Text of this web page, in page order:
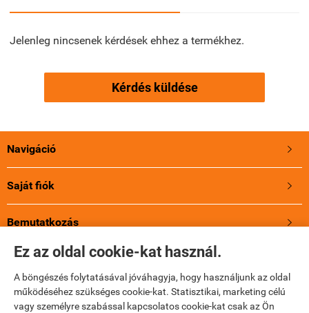
Ez az oldal cookie-kat használ.
A böngészés folytatásával jóváhagyja, hogy használjunk az oldal
működéséhez szükséges cookie-kat. Statisztikai, marketing célú
vagy személyre szabással kapcsolatos cookie-kat csak az Ön
Jelenleg nincsenek kérdések ehhez a termékhez.
Kérdés küldése
Navigáció 
Saját fiók 
Bemutatkozás 
Holland energia, 3 év Garancia!